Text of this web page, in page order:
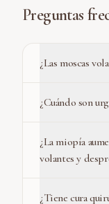
Preguntas
¿Las moscas
¿Cuándo son
¿La miopía
volantes y
¿Tiene cura